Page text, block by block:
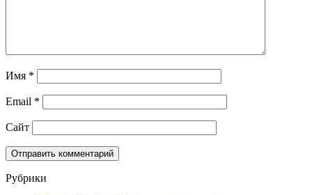
Имя *
Email *
Сайт
Рубрики